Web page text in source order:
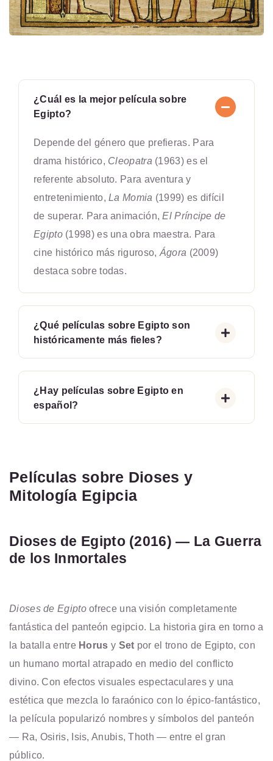
¿Cuál es la mejor película sobre
Egipto?
Depende del género que prefieras. Para
drama histórico, Cleopatra(1963) es el
referente absoluto. Para aventura y
entretenimiento,La Momia (1999) es difícil
de superar. Para animación,El Príncipe de
Egipto(1998) es una obra maestra. Para
cine histórico más riguroso,Ágora (2009)
destaca sobre todas.
¿Qué películas sobre Egipto son
históricamente más fieles?
¿Hay películas sobre Egipto en
español?
Películas sobre Dioses y
Mitología Egipcia
Dioses de Egipto (2016) — La Guerra
de los Inmortales
Dioses de Egiptoofrece una visión completamente
fantástica del panteón egipcio. La historia gira en torno a
la batalla entre Horus y Set por el trono de Egipto, con
un humano mortal atrapado en medio del conflicto
divino. Con efectos visuales espectaculares y una
estética que mezcla lo faraónico con lo épico-fantástico,
la película popularizó nombres y símbolos del panteón
— Ra, Osiris, Isis, Anubis, Thoth — entre el gran
público.